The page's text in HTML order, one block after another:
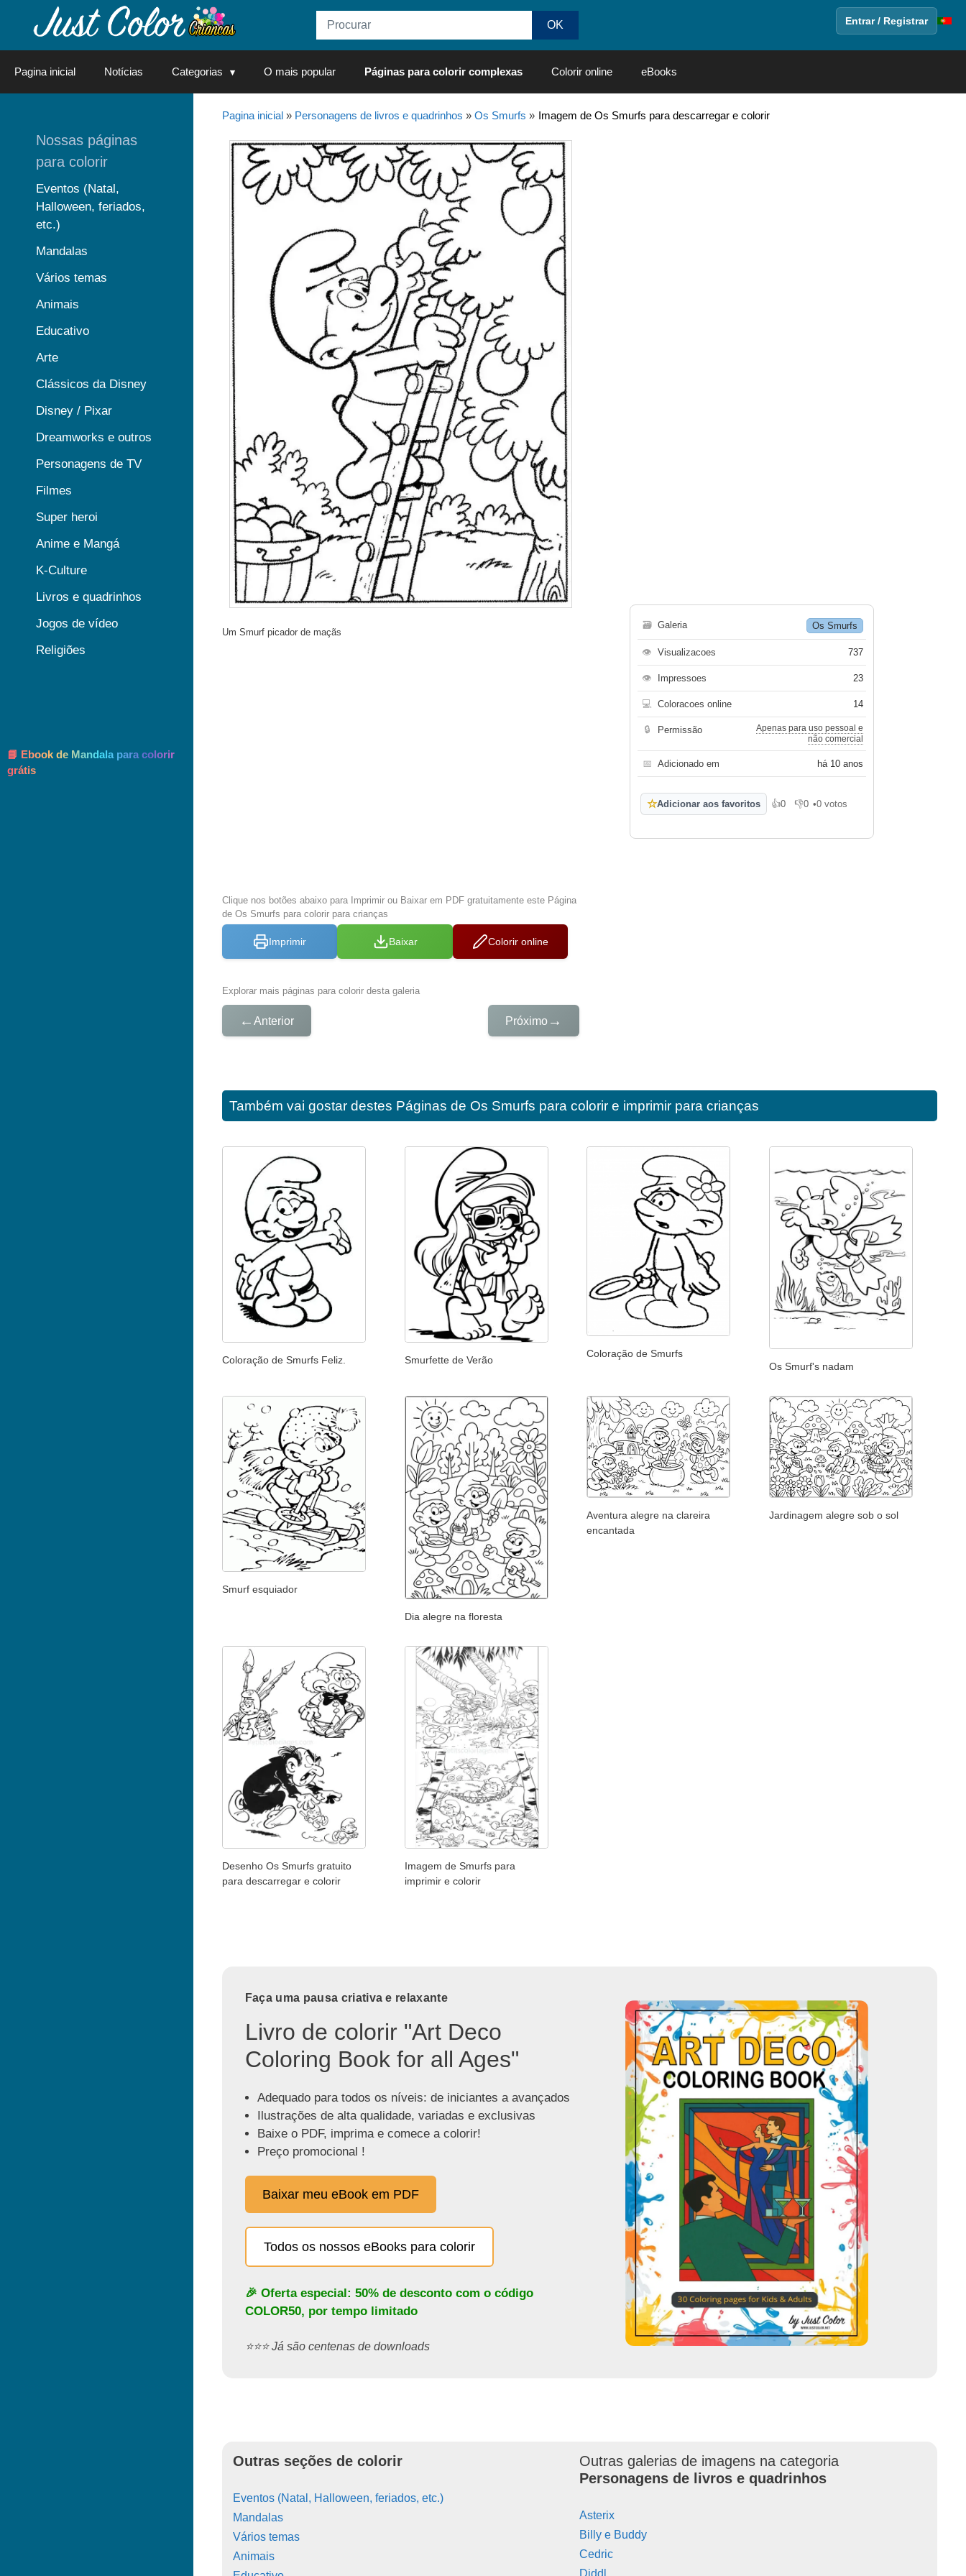
Entrar / Registrar
Pagina inicial Notícias Categorias O mais popular Páginas para colorir complexas Colorir online eBooks
Pagina inicial» Personagens de livros e quadrinhos » Os Smurfs » Imagem de Os Smurfs para descarregar e colorir
Um Smurf picador de maçãs
Clique nos botões abaixo para Imprimir ou Baixar em PDF gratuitamente este Página
de Os Smurfs para colorir para crianças
Imprimir Baixar Colorir online
Explorar mais páginas para colorir desta galeria
← Anterior Próximo →
🗃 Galeria Os Smurfs
👁 Visualizacoes 737
👁 Impressoes 23
💻 Coloracoes online 14
🔒 Permissão
Apenas para uso pessoal e
não comercial
📅 Adicionado em há 10 anos
☆Adicionar aos favoritos 👍0
Gosto 👎0
Não gosto
•0 votos
Também vai gostar destes Páginas de Os Smurfs para colorir e imprimir para crianças
Coloração de Smurfs Feliz. Smurfette de Verão
Coloração de Smurfs
Os Smurf's nadam
Smurf esquiador
Dia alegre na floresta
Aventura alegre na clareira
encantada
Jardinagem alegre sob o sol
Desenho Os Smurfs gratuito
para descarregar e colorir
Imagem de Smurfs para
imprimir e colorir
Faça uma pausa criativa e relaxante
Livro de colorir "Art Deco
Coloring Book for all Ages"
Adequado para todos os níveis: de iniciantes a avançados
Ilustrações de alta qualidade, variadas e exclusivas
Baixe o PDF, imprima e comece a colorir!
Preço promocional !
Baixar meu eBook em PDF
Todos os nossos eBooks para colorir
🎉 Oferta especial: 50% de desconto com o código
COLOR50, por tempo limitado
⭐️⭐️⭐️ Já são centenas de downloads
Outras seções de colorir
Eventos (Natal, Halloween, feriados, etc.)
Mandalas
Vários temas
Animais
Outras galerias de imagens na categoria
Personagens de livros e quadrinhos
Asterix
Billy e Buddy
Cedric
Diddl
Nossas páginas
para colorir
Eventos (Natal,
Halloween, feriados,
etc.)
Mandalas
Vários temas
Animais
Educativo
Arte
Clássicos da Disney
Disney / Pixar
Dreamworks e outros
Personagens de TV
Filmes
Super heroi
Anime e Mangá
K-Culture
Livros e quadrinhos
Jogos de vídeo
Religiões
📘 Ebook de Mandala para colorir
grátis